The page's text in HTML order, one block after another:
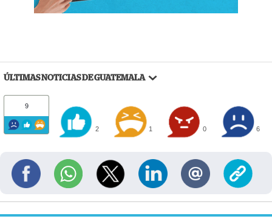
ÚLTIMAS NOTICIAS DE GUATEMALA
9
2 1 0 6